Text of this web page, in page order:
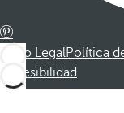
Aviso LegalPolítica
Accesibilidad